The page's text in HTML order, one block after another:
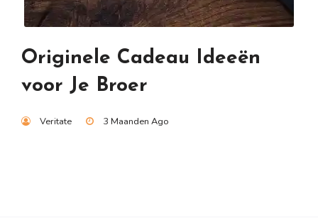
Originele Cadeau Ideeën
voor Je Broer
Veritate 3 Maanden Ago